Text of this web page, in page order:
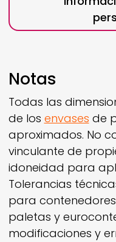
Notas
Todas las
de los envases de
aproximados. No
vinculante de
idoneidad para
Tolerancias
para
paletas y
modificaciones y